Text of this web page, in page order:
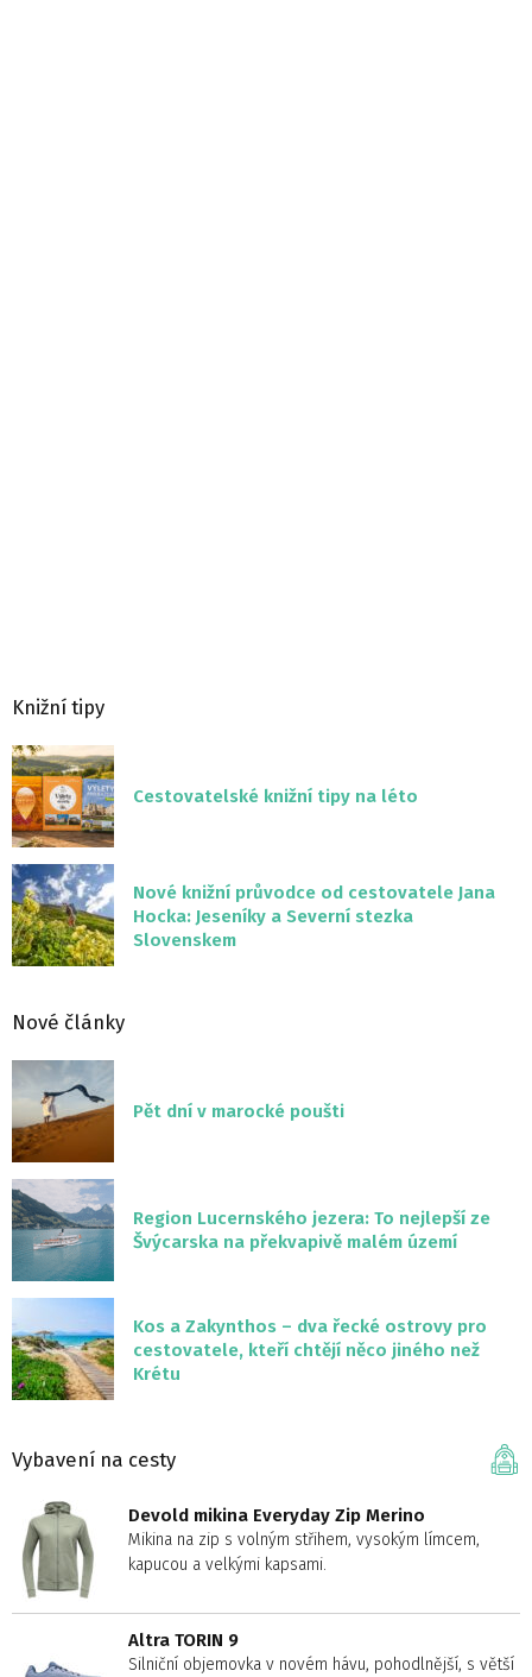
Knižní tipy
Cestovatelské knižní tipy na léto
Nové knižní průvodce od cestovatele Jana
Hocka: Jeseníky a Severní stezka
Slovenskem
Nové články
Pět dní v marocké poušti
Region Lucernského jezera: To nejlepší ze
Švýcarska na překvapivě malém území
Kos a Zakynthos – dva řecké ostrovy pro
cestovatele, kteří chtějí něco jiného než
Krétu
Vybavení na cesty
Devold mikina Everyday Zip Merino
Mikina na zip s volným střihem, vysokým límcem,
kapucou a velkými kapsami.
Altra TORIN 9
Silniční objemovka v novém hávu, pohodlnější, s větší